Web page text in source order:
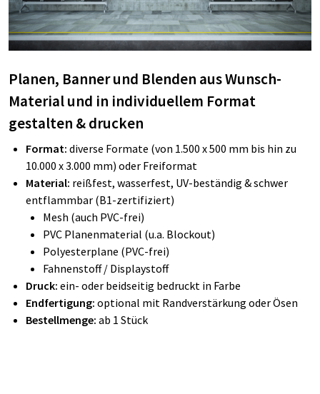
Planen, Banner und Blenden aus Wunsch-
Material und in individuellem Format
gestalten & drucken
Format: diverse Formate (von 1.500 x 500 mm bis hin zu
10.000 x 3.000 mm) oder Freiformat
Material: reißfest, wasserfest, UV-beständig & schwer
entflammbar (B1-zertifiziert)
Mesh (auch PVC-frei)
PVC Planenmaterial (u.a. Blockout)
Polyesterplane (PVC-frei)
Fahnenstoff / Displaystoff
Druck: ein- oder beidseitig bedruckt in Farbe
Endfertigung: optional mit Randverstärkung oder Ösen
Bestellmenge: ab 1 Stück